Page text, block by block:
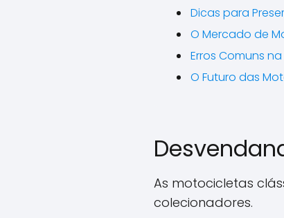
Dicas para
O Mercado de
Erros Comuns
O Futuro das
As motocicletas
colecionadores.